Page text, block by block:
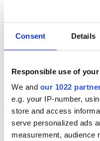
Consent Details
Responsible use of
We and our 1022
e.g. your IP-number,
store and access
serve personalized ads
measurement, audience
Region
Klantenportaal
Contact
Back to Menu Branches
Groothandel
Automotive